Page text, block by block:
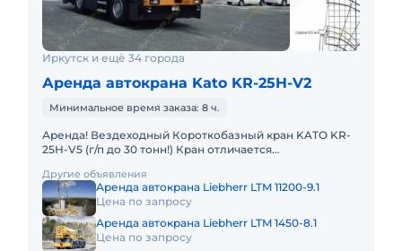
Иркутск и ещё 34 города
Аренда автокрана Kato KR-25H-V2
Минимальное время заказа: 8 ч.
Аренда! Вездеходный Короткобазный кран KATO KR-
25H-V5 (г/п до 30 тонн!) Кран отличается
бездорожью. Техничес
Другие объявления
Аренда автокрана Liebherr LTM 11200-9.1
Цена по запросу
Аренда автокрана Liebherr LTM 1450-8.1
Цена по запросу